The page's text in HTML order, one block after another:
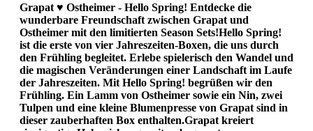
Grapat ♥ Ostheimer - Hello Spring! Entdecke die
wunderbare Freundschaft zwischen Grapat und
Ostheimer mit den limitierten Season Sets!Hello Spring!
ist die erste von vier Jahreszeiten-Boxen, die uns durch
den Frühling begleitet. Erlebe spielerisch den Wandel und
die magischen Veränderungen einer Landschaft im Laufe
der Jahreszeiten. Mit Hello Spring! begrüßen wir den
Frühling. Ein Lamm von Ostheimer sowie ein Nin, zwei
Tulpen und eine kleine Blumenpresse von Grapat sind in
dieser zauberhaften Box enthalten.Grapat kreiert